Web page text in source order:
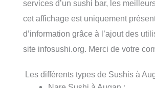
services d’un sushi bar, les
cet affichage est uniquement
d’information grâce à l’ajout des
site infosushi.org. Merci de votre
Les différents types de Sushis à